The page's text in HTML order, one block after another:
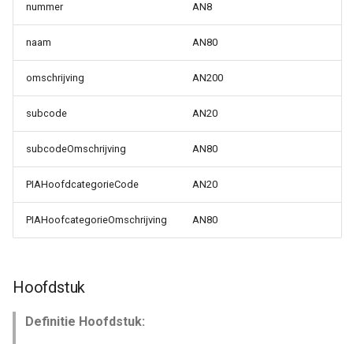
nummer AN8
naam AN80
omschrijving AN200
subcode AN20
subcodeOmschrijving AN80
PIAHoofdcategorieCode AN20
PIAHoofcategorieOmschrijving AN80
Hoofdstuk
Definitie Hoofdstuk: